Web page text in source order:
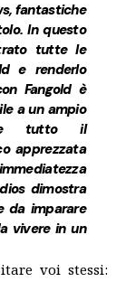
fantastiche
In questo
tutte le
e renderlo
Fangold è
a un ampio
tutto il
apprezzata
dimostra
da imparare
vivere in un
voi stessi: